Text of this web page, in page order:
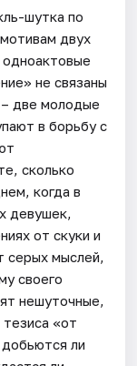
шутка по
двух
не связаны
– две молодые
в борьбу с
сколько
когда в
девушек,
от скуки и
серых мыслей,
своего
нешуточные,
«от
ли